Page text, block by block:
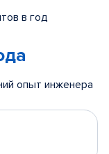
в год
опыт инженера